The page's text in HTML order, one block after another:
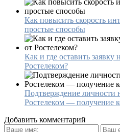
Как повысить скорость
простые способы
Как и где оставить
Ростелеком?
Подтверждение личности
Ростелеком — получение
Добавить комментарий